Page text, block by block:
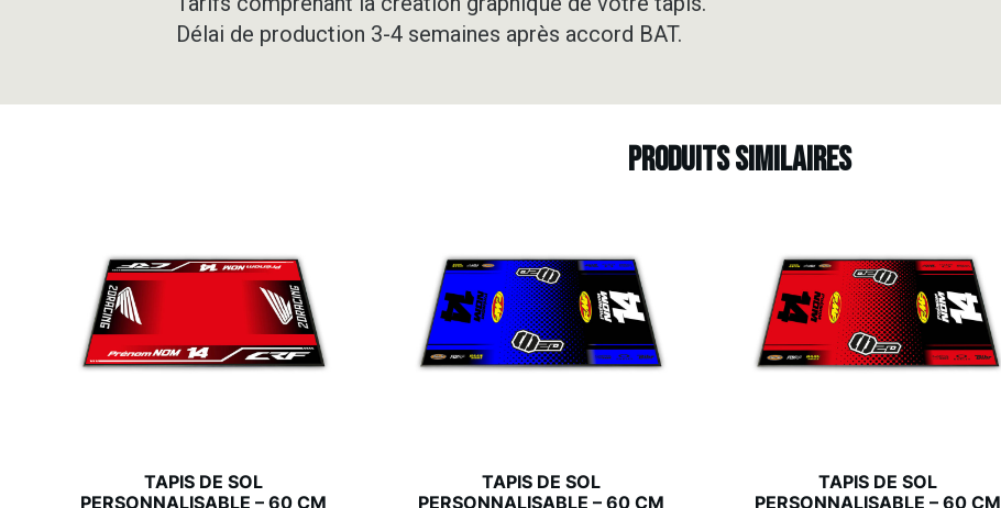
Délai de production 3-4 semaines après accord BAT.
Produits similaires
TAPIS DE SOL
PERSONNALISABLE – 60 CM
TAPIS DE SOL
PERSONNALISABLE – 60 CM
TAPIS DE SOL
PERSONNALISABLE – 60 CM